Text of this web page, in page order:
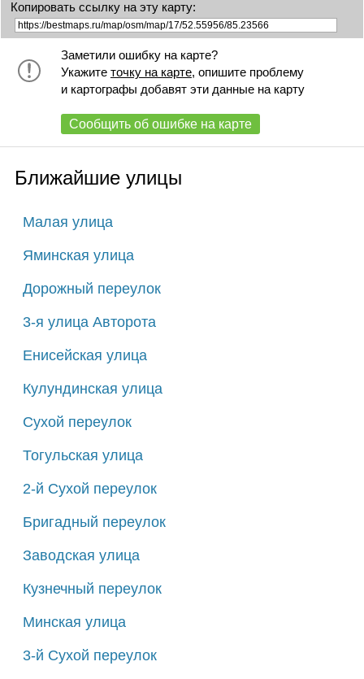
Копировать ссылку на эту карту:
Заметили ошибку на карте?
Укажите точку на карте, опишите проблему
и картографы добавят эти данные на карту
Сообщить об ошибке на карте
Ближайшие улицы
Малая улица
Яминская улица
Дорожный переулок
3-я улица Авторота
Енисейская улица
Кулундинская улица
Сухой переулок
Тогульская улица
2-й Сухой переулок
Бригадный переулок
Заводская улица
Кузнечный переулок
Минская улица
3-й Сухой переулок